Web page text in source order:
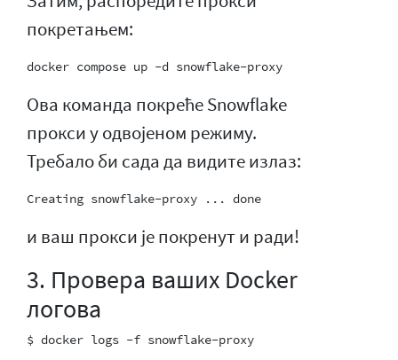
покретањем:
Ова команда покреће Snowflake
прокси у одвојеном режиму.
Требало би сада да видите излаз:
и ваш прокси је покренут и ради!
3. Провера ваших Docker
логова